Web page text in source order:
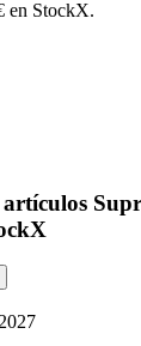
en StockX.